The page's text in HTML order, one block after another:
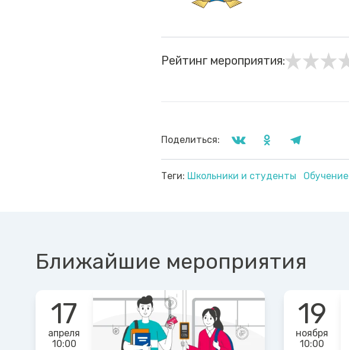
Рейтинг мероприятия:
Поделиться:
Теги: Школьники и студенты Обучение
Ближайшие мероприятия
17
апреля
10:00
19
ноября
10:00